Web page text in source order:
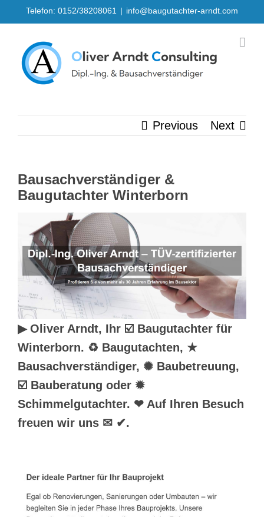
to
content
Telefon: 0152/38208061 | info@baugutachter-arndt.com
Previous Next
Bausachverständiger &
Baugutachter Winterborn
▶︎ Oliver Arndt, Ihr ☑️ Baugutachter für
Winterborn. ♻ Baugutachten, ★
Bausachverständiger, ✺ Baubetreuung,
☑️ Bauberatung oder ✹
Schimmelgutachter. ❤ Auf Ihren Besuch
freuen wir uns ✉ ✔.